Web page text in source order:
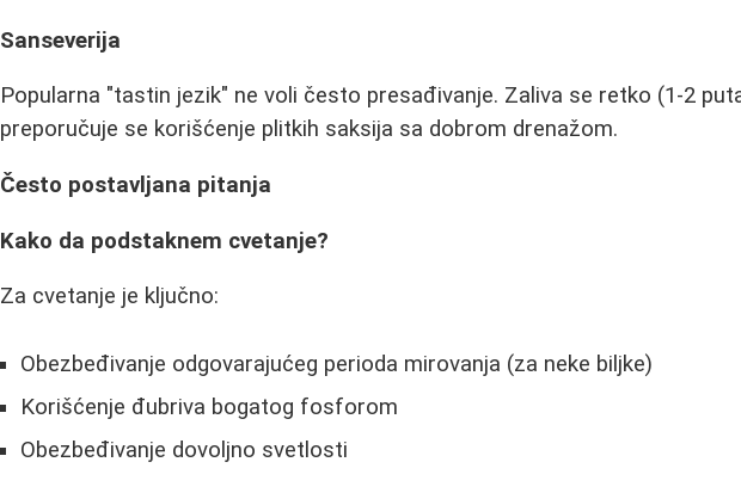
Sanseverija
Popularna "tastin jezik" ne voli često presađivanje. Zaliva se retko (1-2
preporučuje se korišćenje plitkih saksija sa dobrom drenažom.
Često postavljana pitanja
Kako da podstaknem cvetanje?
Za cvetanje je ključno:
Obezbeđivanje odgovarajućeg perioda mirovanja (za neke biljke)
Korišćenje đubriva bogatog fosforom
Obezbeđivanje dovoljno svetlosti